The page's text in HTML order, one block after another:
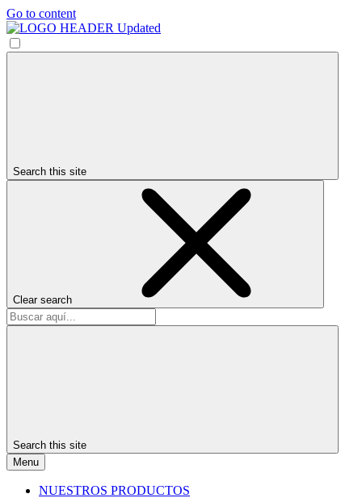
Go to content
Search this site
Clear search
Search this site
Menu
NUESTROS PRODUCTOS